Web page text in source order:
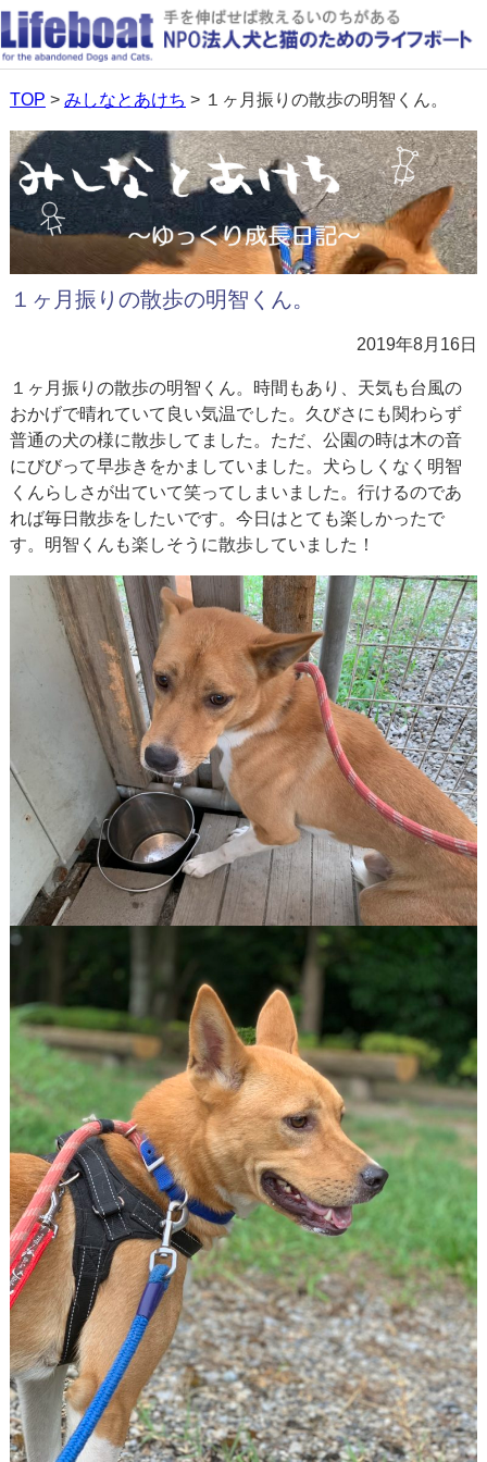
TOP > みしなとあけち > １ヶ月振りの散歩の明智くん。
１ヶ月振りの散歩の明智くん。
2019年8月16日
１ヶ月振りの散歩の明智くん。時間もあり、天気も台風の
おかげで晴れていて良い気温でした。久びさにも関わらず
普通の犬の様に散歩してました。ただ、公園の時は木の音
にびびって早歩きをかましていました。犬らしくなく明智
くんらしさが出ていて笑ってしまいました。行けるのであ
れば毎日散歩をしたいです。今日はとても楽しかったで
す。明智くんも楽しそうに散歩していました！